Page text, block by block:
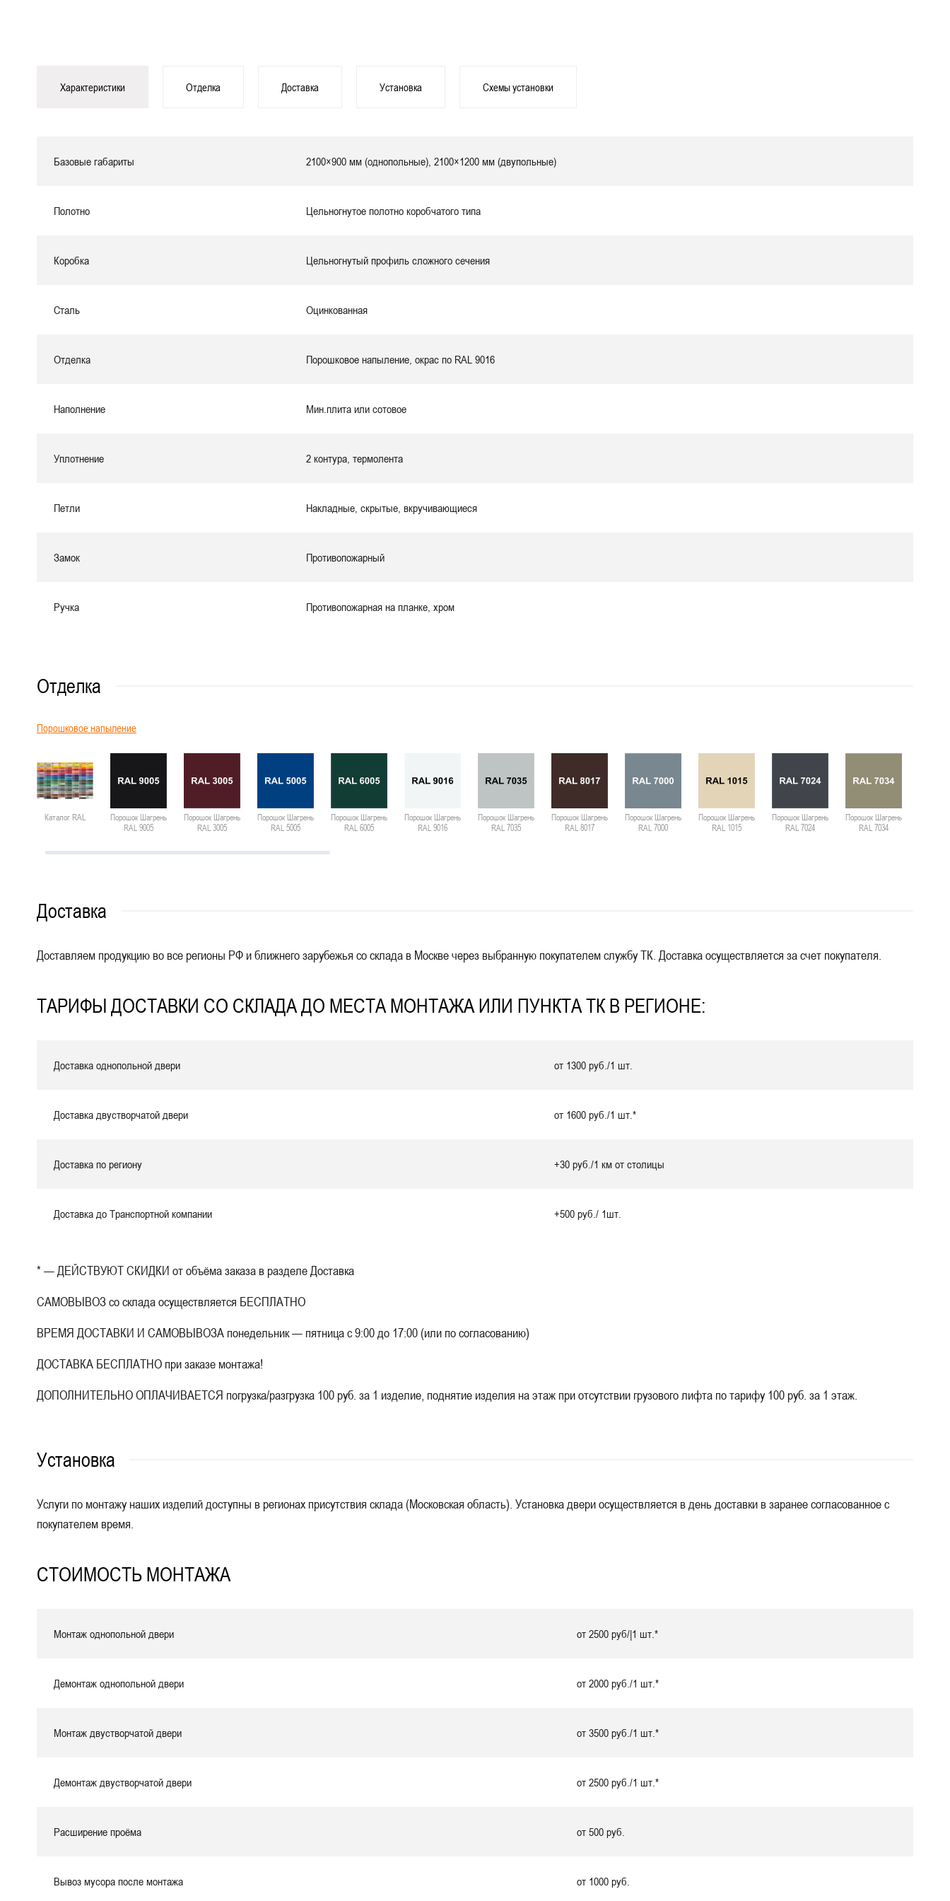
Характеристики Отделка Доставка Установка Схемы установки
Базовые габариты 2100×900 мм (однопольные), 2100×1200 мм (двупольные)
Полотно Цельногнутое полотно коробчатого типа
Коробка Цельногнутый профиль сложного сечения
Сталь Оцинкованная
Отделка Порошковое напыление, окрас по RAL 9016
Наполнение Мин.плита или сотовое
Уплотнение 2 контура, термолента
Петли Накладные, скрытые, вкручивающиеся
Замок Противопожарный
Ручка Противопожарная на планке, хром
Отделка
Порошковое напыление
Каталог RAL
Порошок Шагрень
RAL 9005
Порошок Шагрень
RAL 3005
Порошок Шагрень
RAL 5005
Порошок Шагрень
RAL 6005
Порошок Шагрень
RAL 9016
Порошок Шагрень
RAL 7035
Порошок Шагрень
RAL 8017
Порошок Шагрень
RAL 7000
Порошок Шагрень
RAL 1015
Порошок Шагрень
RAL 7024
Порошок Шагрень
RAL 7034
Доставка
Доставляем продукцию во все регионы РФ и ближнего зарубежья со склада в Москве через выбранную покупателем службу ТК. Доставка осуществляется за счет покупателя.
ТАРИФЫ ДОСТАВКИ СО СКЛАДА ДО МЕСТА МОНТАЖА ИЛИ ПУНКТА ТК В РЕГИОНЕ:
Доставка однопольной двери от 1300 руб./1 шт.
Доставка двустворчатой двери от 1600 руб./1 шт.*
Доставка по региону +30 руб./1 км от столицы
Доставка до Транспортной компании +500 руб./ 1шт.
* — ДЕЙСТВУЮТ СКИДКИ от объёма заказа в разделе Доставка
САМОВЫВОЗ со склада осуществляется БЕСПЛАТНО
ВРЕМЯ ДОСТАВКИ И САМОВЫВОЗА понедельник — пятница с 9:00 до 17:00 (или по согласованию)
ДОСТАВКА БЕСПЛАТНО при заказе монтажа!
ДОПОЛНИТЕЛЬНО ОПЛАЧИВАЕТСЯ погрузка/разгрузка 100 руб. за 1 изделие, поднятие изделия на этаж при отсутствии грузового лифта по тарифу 100 руб. за 1 этаж.
Установка
Услуги по монтажу наших изделий доступны в регионах присутствия склада (Московская область). Установка двери осуществляется в день доставки в заранее согласованное с
покупателем время.
СТОИМОСТЬ МОНТАЖА
Монтаж однопольной двери от 2500 руб/|1 шт.*
Демонтаж однопольной двери от 2000 руб./1 шт.*
Монтаж двустворчатой двери от 3500 руб./1 шт.*
Демонтаж двустворчатой двери от 2500 руб./1 шт.*
Расширение проёма от 500 руб.
Вывоз мусора после монтажа от 1000 руб.